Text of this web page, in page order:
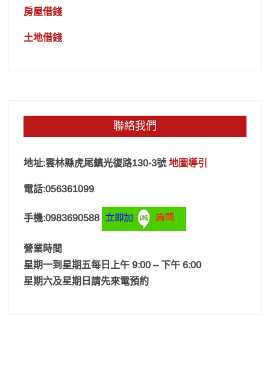
房屋借錢
土地借錢
聯絡我們
地址:雲林縣虎尾鎮光復路130-3號地圖導引
電話:056361099
手機:0983690588
營業時間
星期一到星期五每日上午 9:00 – 下午 6:00
星期六及星期日請先來電預約